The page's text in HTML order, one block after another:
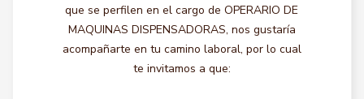
que se perfilen en el cargo de OPERARIO DE
MAQUINAS DISPENSADORAS, nos gustaría
acompañarte en tu camino laboral, por lo cual
te invitamos a que: